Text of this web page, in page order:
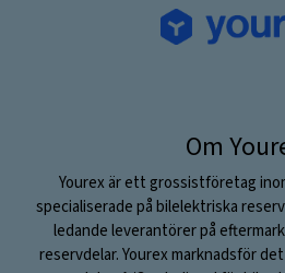
Om
Yourex är ett grossistföretag
specialiserade på bilelektriska
ledande leverantörer på
reservdelar. Yourex marknadsför